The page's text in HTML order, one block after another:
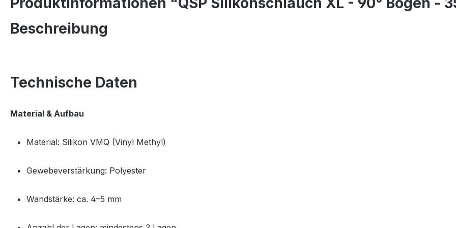
Beschreibung
Technische Daten
Material & Aufbau
Material: Silikon VMQ (Vinyl Methyl)
Gewebeverstärkung: Polyester
Wandstärke: ca. 4–5 mm